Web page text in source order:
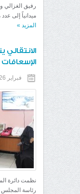
رفيق الغزالي
ميدانياً إلى
المزيد »
فبراير 26, 2023
نظمت دائرة
رئاسة المجلس